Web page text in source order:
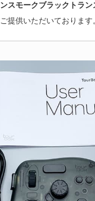
ンスモークブラックトラン
ご提供いただいております